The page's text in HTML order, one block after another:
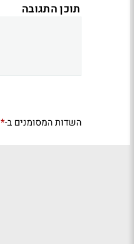
תוכן התגובה
השדות המסומנים ב-*